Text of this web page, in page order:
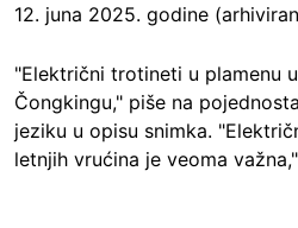
12. juna 2025. godine
"Električni trotineti u plamenu
Čongkingu," piše na
jeziku u opisu snimka.
letnjih vrućina je veoma